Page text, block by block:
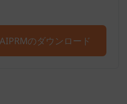
のダウンロード